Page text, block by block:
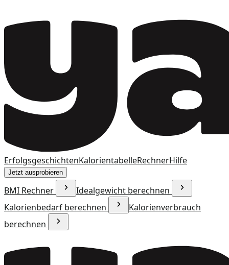
ErfolgsgeschichtenKalorientabelleRechnerHilfe
Jetzt ausprobieren
BMI Rechner
Idealgewicht berechnen
Kalorienbedarf berechnen
Kalorienverbrauch
berechnen